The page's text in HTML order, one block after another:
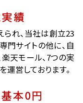
績
れ、当社は創立23
門サイトの他に、自
楽天モール、7つの実
運営しております。
本0円